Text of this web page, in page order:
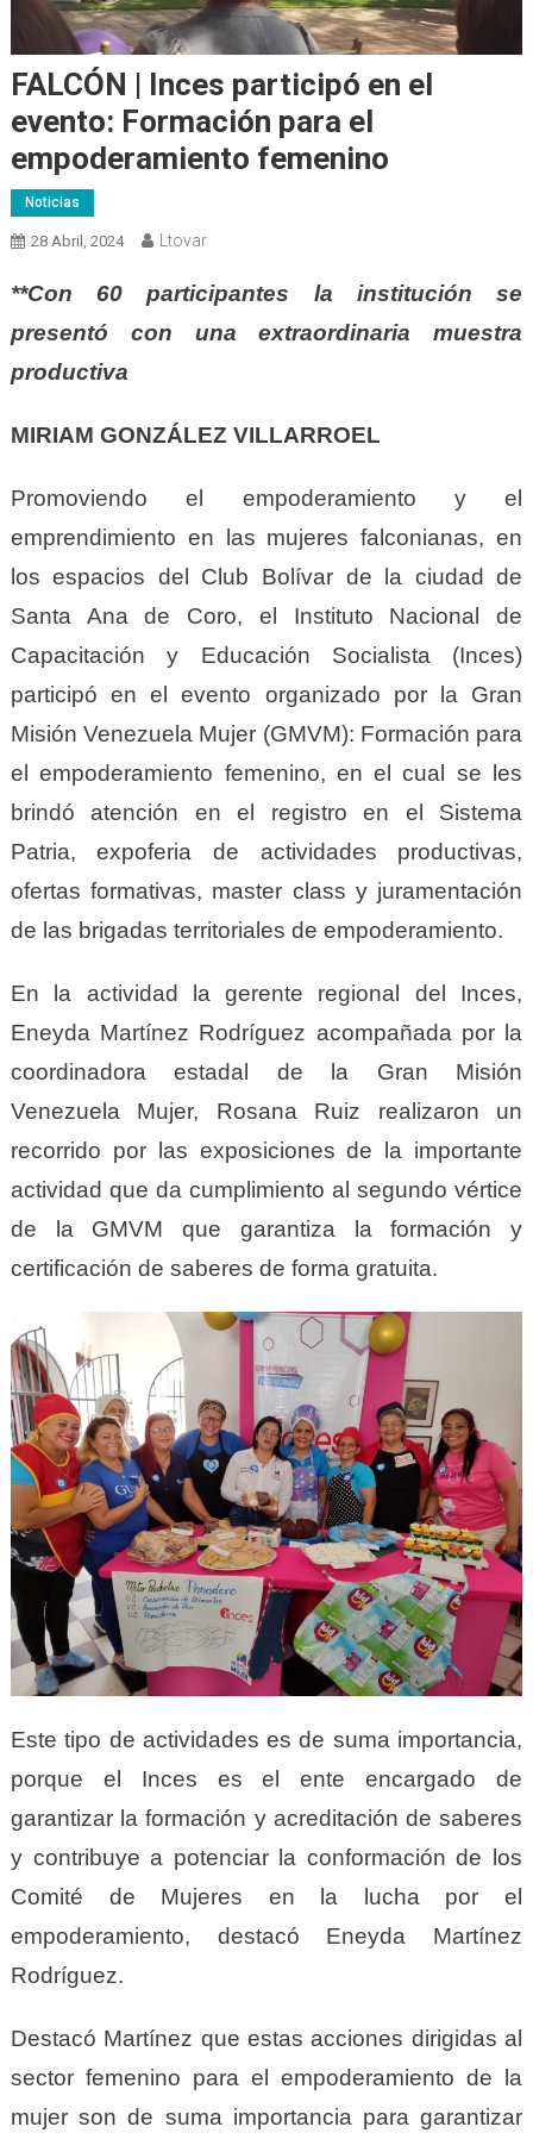
FALCÓN | Inces participó en el
evento: Formación para el
empoderamiento femenino
Noticias
28 Abril, 2024 Ltovar
**Con 60 participantes la institución se
presentó con una extraordinaria muestra
productiva
MIRIAM GONZÁLEZ VILLARROEL
Promoviendo el empoderamiento y el
emprendimiento en las mujeres falconianas, en
los espacios del Club Bolívar de la ciudad de
Santa Ana de Coro, el Instituto Nacional de
Capacitación y Educación Socialista (Inces)
participó en el evento organizado por la Gran
Misión Venezuela Mujer (GMVM): Formación para
el empoderamiento femenino, en el cual se les
brindó atención en el registro en el Sistema
Patria, expoferia de actividades productivas,
ofertas formativas, master class y juramentación
de las brigadas territoriales de empoderamiento.
En la actividad la gerente regional del Inces,
Eneyda Martínez Rodríguez acompañada por la
coordinadora estadal de la Gran Misión
Venezuela Mujer, Rosana Ruiz realizaron un
recorrido por las exposiciones de la importante
actividad que da cumplimiento al segundo vértice
de la GMVM que garantiza la formación y
certificación de saberes de forma gratuita.
Este tipo de actividades es de suma importancia,
porque el Inces es el ente encargado de
garantizar la formación y acreditación de saberes
y contribuye a potenciar la conformación de los
Comité de Mujeres en la lucha por el
empoderamiento, destacó Eneyda Martínez
Rodríguez.
Destacó Martínez que estas acciones dirigidas al
sector femenino para el empoderamiento de la
mujer son de suma importancia para garantizar